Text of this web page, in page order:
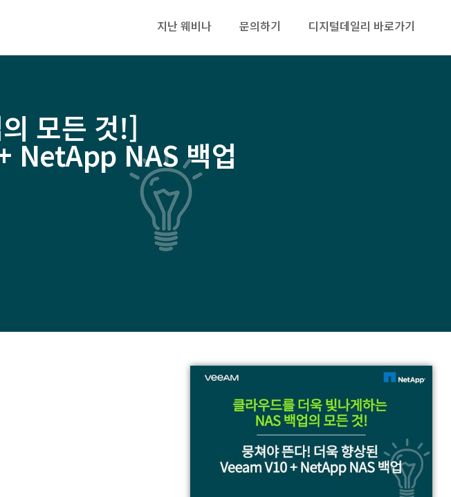
지난 웨비나 문의하기 디지털데일리 바로가기
모든 것!]
NetApp NAS 백업